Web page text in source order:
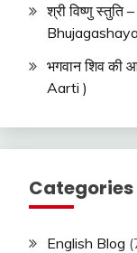
श्री विष्णु स्तुति
भगवान शिव की
Aarti )
Categories
English Blog